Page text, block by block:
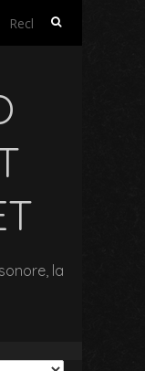
Rechercher :
la